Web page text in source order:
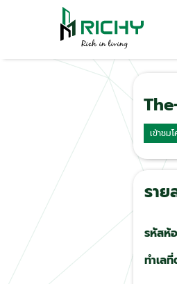
เข้าชม
ราย
รหัสห้
ทำเล